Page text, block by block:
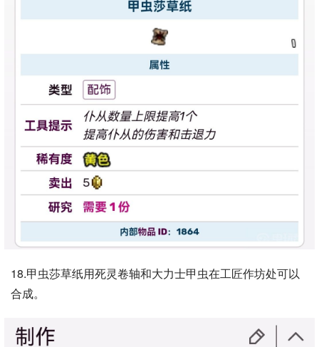
18.甲虫莎草纸用死灵卷轴和大力士甲虫在工匠作坊处可以
合成。